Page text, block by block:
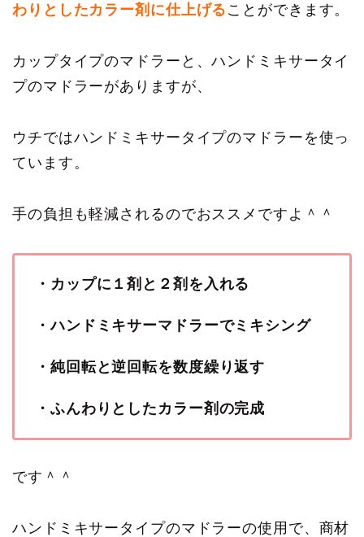
わりとしたカラー剤に仕上げる ことができます。
カップタイプのマドラーと、ハンドミキサータイ
プのマドラーがありますが、
ウチではハンドミキサータイプのマドラーを使っ
ています。
手の負担も軽減されるのでおススメですよ＾＾
・カップに１剤と２剤を入れる
・ハンドミキサーマドラーでミキシング
・純回転と逆回転を数度繰り返す
・ふんわりとしたカラー剤の完成
です＾＾
ハンドミキサータイプのマドラーの使用で、商材